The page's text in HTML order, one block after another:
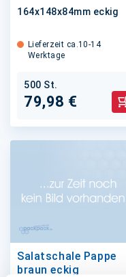
164x148x84mm eckig
Lieferzeit ca.10-14
Werktage
500 St.
79,98 €
Salatschale Pappe
braun eckig